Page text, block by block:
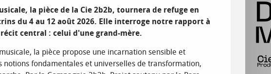
la pièce de la Cie 2b2b, tournera de refuge en
du 4 au 12 août 2026. Elle interroge notre rapport à
central : celui d'une grand-mère.
la pièce propose une incarnation sensible et
notions fondamentales et universelles de transformation,